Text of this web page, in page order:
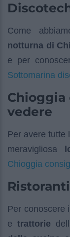
Come
notturna di
e per
Sottomarina
Chioggia
vedere
Per avere tutte
meravigliosa
Chioggia
Per conoscere
etrattorie